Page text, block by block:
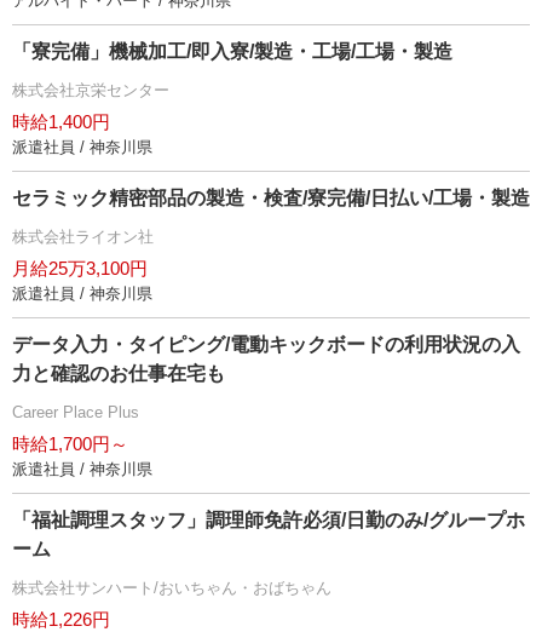
「寮完備」機械加工/即入寮/製造・工場/工場・製造
株式会社京栄センター
時給1,400円
派遣社員 / 神奈川県
セラミック精密部品の製造・検査/寮完備/日払い/工場・製造
株式会社ライオン社
月給25万3,100円
派遣社員 / 神奈川県
データ入力・タイピング/電動キックボードの利用状況の入
力と確認のお仕事在宅も
Career Place Plus
時給1,700円～
派遣社員 / 神奈川県
「福祉調理スタッフ」調理師免許必須/日勤のみ/グループホ
ーム
株式会社サンハート/おいちゃん・おばちゃん
時給1,226円